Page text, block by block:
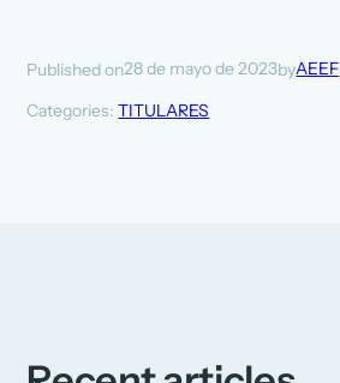
Published on28 de mayo de 2023byAEEF
Categories:TITULARES